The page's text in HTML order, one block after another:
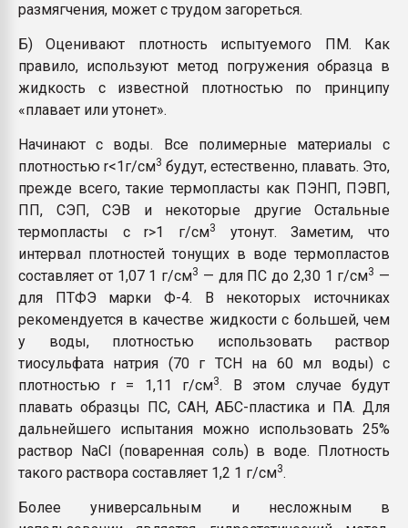
размягчения, может с трудом загореться.
Б) Оценивают плотность испытуемого ПМ. Как
правило, используют метод погружения образца в
жидкость с известной плотностью по принципу
«плавает или утонет».
Начинают с воды. Все полимерные материалы с
плотностью r<1г/см3 будут, естественно, плавать. Это,
прежде всего, такие термопласты как ПЭНП, ПЭВП,
ПП, СЭП, СЭВ и некоторые другие Остальные
термопласты с r>1 г/см3
утонут. Заметим, что
интервал плотностей тонущих в воде термопластов
составляет от 1,07 1 г/см3 — для ПС до 2,30 1 г/см3 —
для ПТФЭ марки Ф-4. В некоторых источниках
рекомендуется в качестве жидкости с большей, чем
у воды, плотностью использовать раствор
тиосульфата натрия (70 г ТСН на 60 мл воды) с
плотностью r = 1,11 г/см3. В этом случае будут
плавать образцы ПС, САН, АБС-пластика и ПА. Для
дальнейшего испытания можно использовать 25%
раствор NaCl (поваренная соль) в воде. Плотность
такого раствора составляет 1,2 1 г/см3.
Более универсальным и несложным в